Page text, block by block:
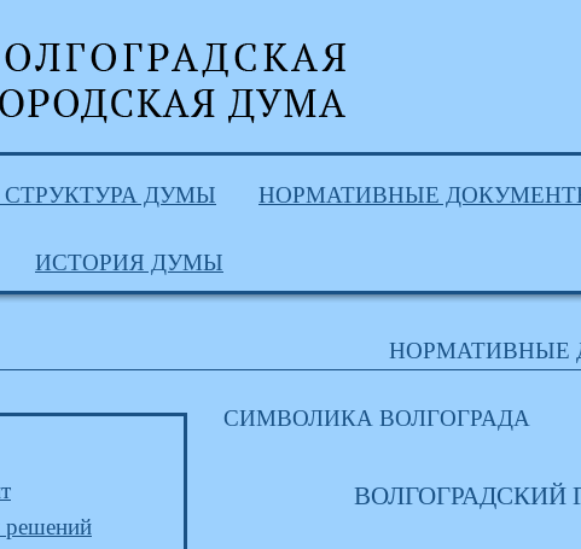
ДУМЫ НОРМАТИВНЫЕ
ИСТОРИЯ ДУМЫ
НОРМАТИВНЫЕ
СИМВОЛИКА ВОЛГОГРАДА
ВОЛГОГРАДСКИЙ